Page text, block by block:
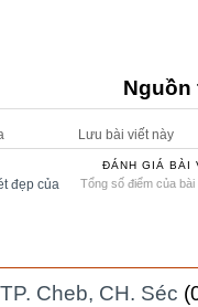
Lưu bài viết này
đẹp của
ĐÁNH GIÁ BÀI
Tổng số điểm của
Cheb, CH. Séc